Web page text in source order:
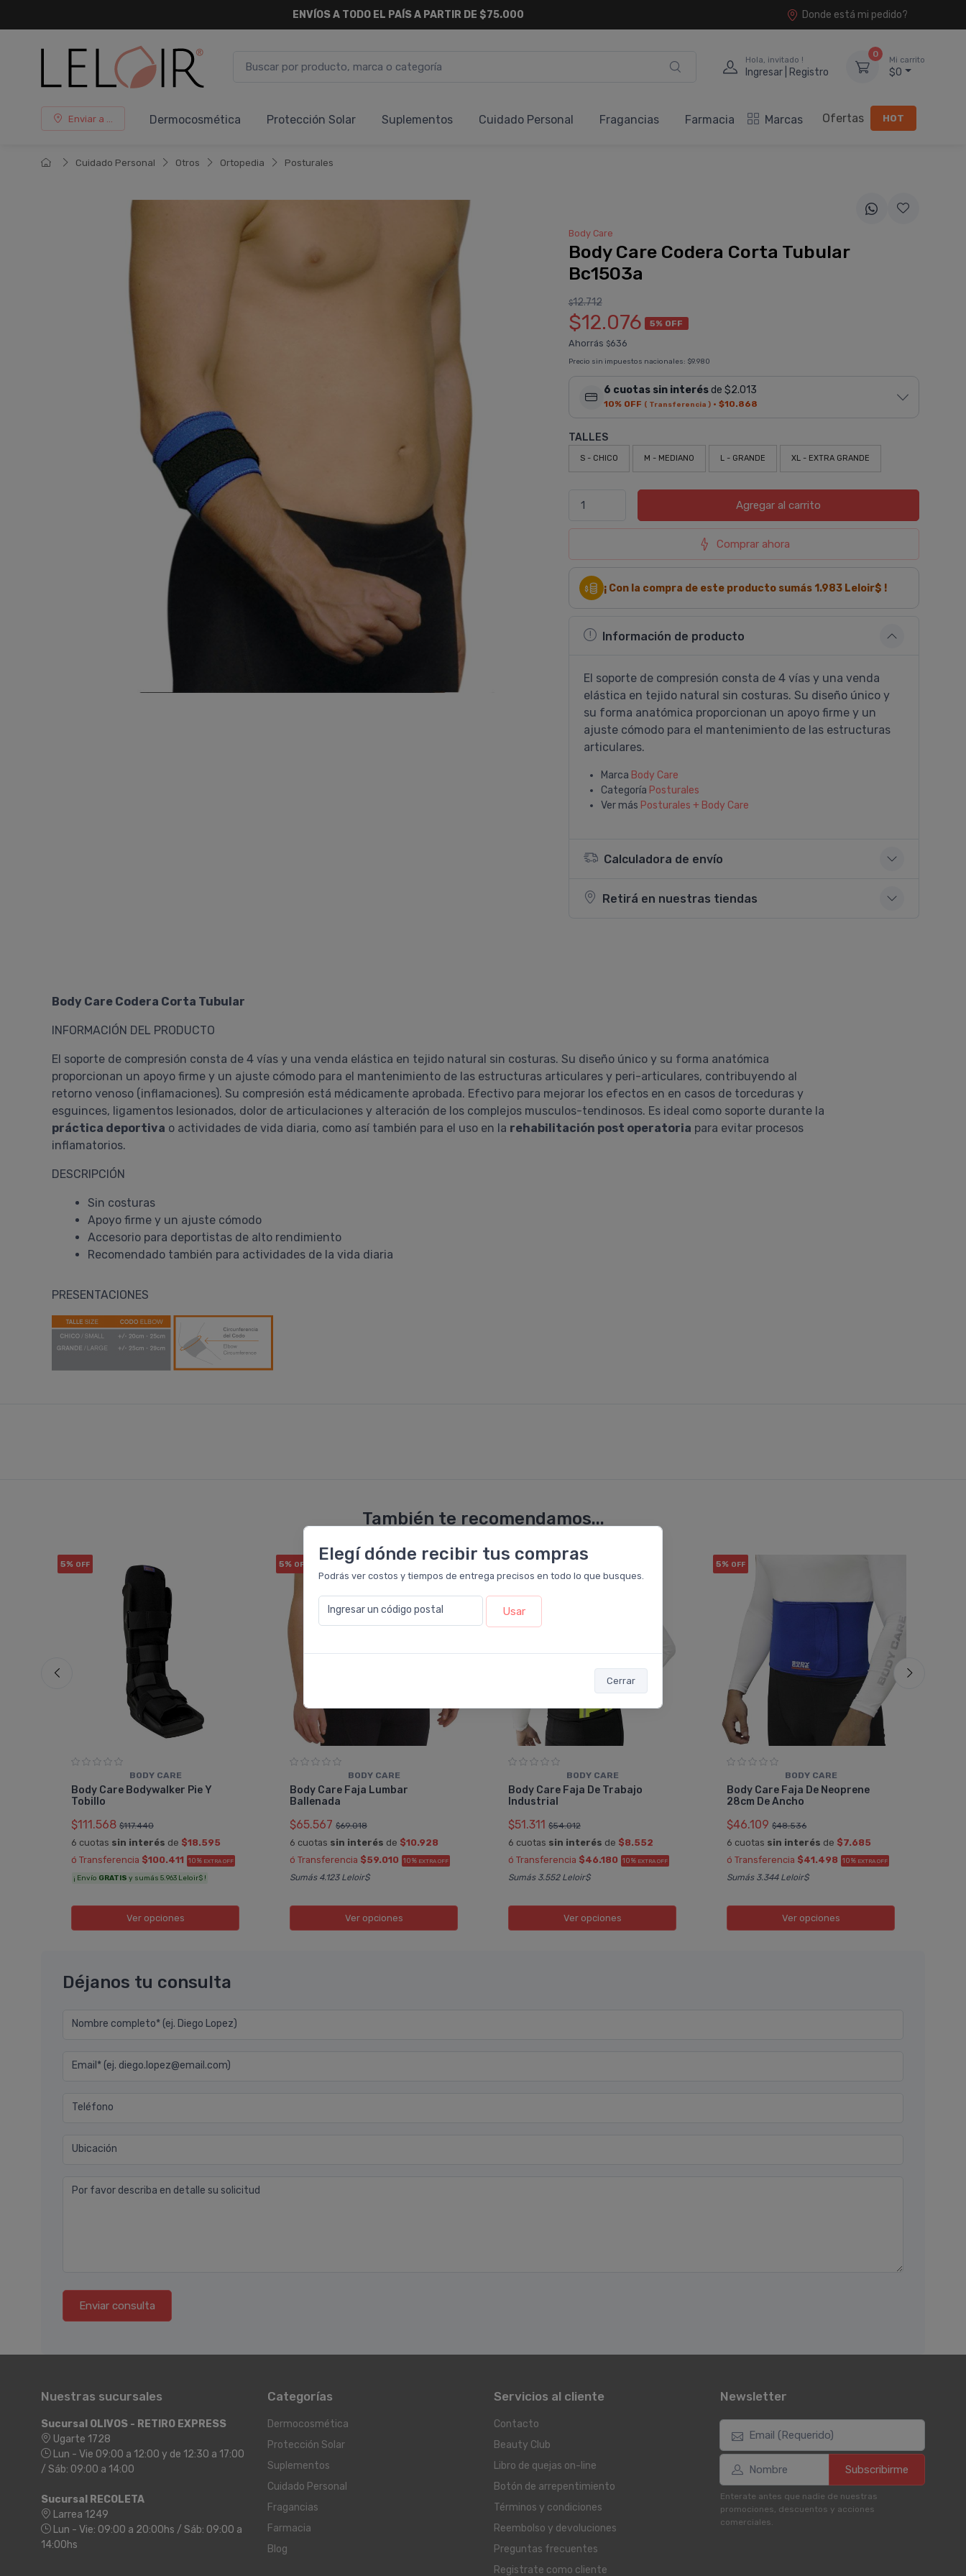
Elegí dónde recibir tus compras
Podrás ver costos y tiempos de entrega precisos en todo lo que busques.
Ingresar un código postal Usar
Cerrar
Donde está mi pedido?
Hola, invitado !
Ingresar | Registro
0
Mi carrito
$0
Enviar a ... Dermocosmética Protección Solar Suplementos Cuidado Personal Fragancias Farmacia Marcas Ofertas HOT
Cuidado Personal Otros Ortopedia Posturales
Body Care
Body Care Codera Corta Tubular
Bc1503a
$12.712
$12.076 5% OFF
Ahorrás $636
Precio sin impuestos nacionales: $9.980
6 cuotas sin interésde $2.013
10% OFF ( Transferencia )· $10.868
TALLES
S - CHICO M - MEDIANO L - GRANDE XL - EXTRA GRANDE
Agregaral carrito
Comprar ahora
¡ Con la compra de este producto sumás 1.983Leloir$ !
Información de producto
El soporte de compresión consta de 4 ví­as y una venda
elástica en tejido natural sin costuras. Su diseño único y
su forma anatómica proporcionan un apoyo firme y un
ajuste cómodo para el mantenimiento de las estructuras
articulares.
Marca Body Care
Categoría Posturales
Ver más Posturales + Body Care
Calculadora de envío
Retirá en nuestras tiendas
Body Care Codera Corta Tubular
INFORMACIÓN DEL PRODUCTO
El soporte de compresión consta de 4 vías y una venda elástica en tejido natural sin costuras. Su diseño único y su forma anatómica
proporcionan un apoyo firme y un ajuste cómodo para el mantenimiento de las estructuras articulares y peri-articulares, contribuyendo al
retorno venoso (inflamaciones). Su compresión está médicamente aprobada. Efectivo para mejorar los efectos en en casos de torceduras y
esguinces, ligamentos lesionados, dolor de articulaciones y alteración de los complejos musculos-tendinosos. Es ideal como soporte durante la
práctica deportiva o actividades de vida diaria, como así también para el uso en la rehabilitación post operatoria para evitar procesos
inflamatorios.
DESCRIPCIÓN
Sin costuras
Apoyo firme y un ajuste cómodo
Accesorio para deportistas de alto rendimiento
Recomendado también para actividades de la vida diaria
PRESENTACIONES
También te recomendamos...
5% OFF
BODY CARE
Body Care Bodywalker Pie Y
Tobillo
$111.568 $117.440
6 cuotas sin interés de $18.595
ó Transferencia $100.411 10% EXTRA OFF
¡ Envío GRATIS y sumás 5.963 Leloir$ !
Ver opciones
5% OFF
BODY CARE
Body Care Faja Lumbar
Ballenada
$65.567 $69.018
6 cuotas sin interés de $10.928
ó Transferencia $59.010 10% EXTRA OFF
Sumás 4.123 Leloir$
Ver opciones
BODY CARE
Body Care Faja De Trabajo
Industrial
$51.311 $54.012
6 cuotas sin interés de $8.552
ó Transferencia $46.180 10% EXTRA OFF
Sumás 3.552 Leloir$
Ver opciones
5% OFF
BODY CARE
Body Care Faja De Neoprene
28cm De Ancho
$46.109 $48.536
6 cuotas sin interés de $7.685
ó Transferencia $41.498 10% EXTRA OFF
Sumás 3.344 Leloir$
Ver opciones
Déjanos tu consulta
Nombre completo* (ej. Diego Lopez)
Email* (ej. diego.lopez@email.com)
Teléfono
Ubicación
Por favor describa en detalle su solicitud
Enviar consulta
Nuestras sucursales
Sucursal OLIVOS - RETIRO EXPRESS
Ugarte 1728
Lun - Vie 09:00 a 12:00 y de 12:30 a 17:00
/ Sáb: 09:00 a 14:00
Sucursal RECOLETA
Larrea 1249
Lun - Vie: 09:00 a 20:00hs / Sáb: 09:00 a
14:00hs
Categorías
Dermocosmética
Protección Solar
Suplementos
Cuidado Personal
Fragancias
Farmacia
Blog
Servicios al cliente
Contacto
Beauty Club
Libro de quejas on-line
Botón de arrepentimiento
Términos y condiciones
Reembolso y devoluciones
Preguntas frecuentes
Registrate como cliente
Newsletter
Subscribirme
Enterate antes que nadie de nuestras
promociones, descuentos y acciones
comerciales.